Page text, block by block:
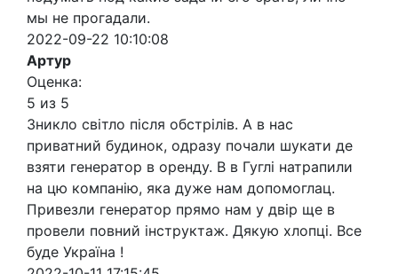
мы не прогадали.
2022-09-22 10:10:08
Артур
Оценка:
5 из 5
Зникло світло після обстрілів. А в нас
приватний будинок, одразу почали шукати де
взяти генератор в оренду. В в Гуглі натрапили
на цю компанію, яка дуже нам допомоглац.
Привезли генератор прямо нам у двір ще в
провели повний інструктаж. Дякую хлопці. Все
буде Україна !